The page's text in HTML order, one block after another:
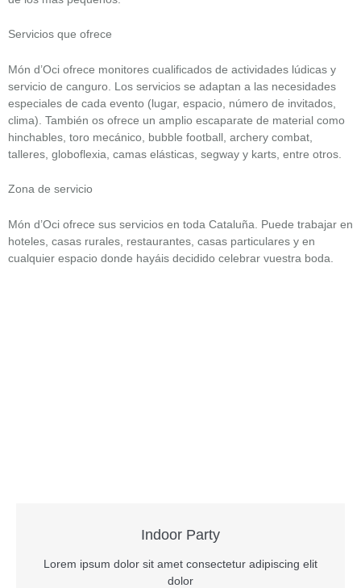
Servicios que ofrece
Món d’Oci ofrece monitores cualificados de actividades lúdicas y
servicio de canguro. Los servicios se adaptan a las necesidades
especiales de cada evento (lugar, espacio, número de invitados,
clima). También os ofrece un amplio escaparate de material como
hinchables, toro mecánico, bubble football, archery combat,
talleres, globoflexia, camas elásticas, segway y karts, entre otros.
Zona de servicio
Món d’Oci ofrece sus servicios en toda Cataluña. Puede trabajar en
hoteles, casas rurales, restaurantes, casas particulares y en
cualquier espacio donde hayáis decidido celebrar vuestra boda.
Indoor Party
Lorem ipsum dolor sit amet consectetur adipiscing elit
dolor